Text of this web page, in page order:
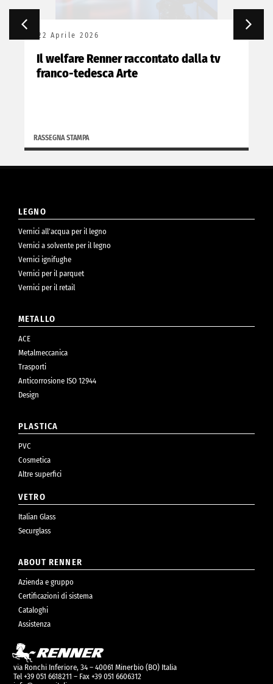
22 Aprile 2026
Il welfare Renner raccontato dalla tv
franco-tedesca Arte
RASSEGNA STAMPA
LEGNO
Vernici all’acqua per il legno
Vernici a solvente per il legno
Vernici ignifughe
Vernici per il parquet
Vernici per il retail
METALLO
ACE
Metalmeccanica
Trasporti
Anticorrosione ISO 12944
Design
PLASTICA
PVC
Cosmetica
Altre superfici
VETRO
Italian Glass
Securglass
ABOUT RENNER
Azienda e gruppo
Certificazioni di sistema
Cataloghi
Assistenza
via Ronchi Inferiore, 34 – 40061 Minerbio (BO) Italia
Tel +39 051 6618211 – Fax +39 051 6606312